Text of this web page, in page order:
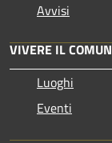
Avvisi
VIVERE IL
Luoghi
Eventi